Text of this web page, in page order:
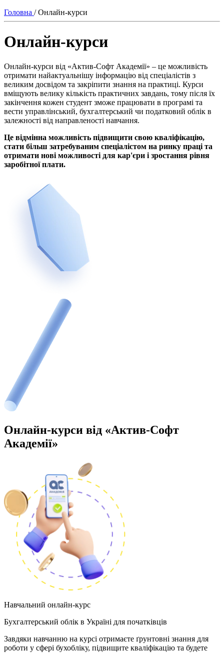
Головна / Онлайн-курси
Онлайн-курси
Онлайн-курси від «Актив-Софт Академії» – це можливість
отримати найактуальнішу інформацію від спеціалістів з
великим досвідом та закріпити знання на практиці. Курси
вміщують велику кількість практичних завдань, тому після їх
закінчення кожен студент зможе працювати в програмі та
вести управлінський, бухгалтерський чи податковий облік в
залежності від направленості навчання.
Це відмінна можливість підвищити свою кваліфікацію,
стати більш затребуваним спеціалістом на ринку праці та
отримати нові можливості для кар'єри і зростання рівня
заробітної плати.
Онлайн-курси від «Актив-Софт
Академії»
Навчальний онлайн-курс
Бухгалтерський облік в Україні для початківців
Завдяки навчанню на курсі отримаєте ґрунтовні знання для
роботи у сфері бухобліку, підвищите кваліфікацію та будете